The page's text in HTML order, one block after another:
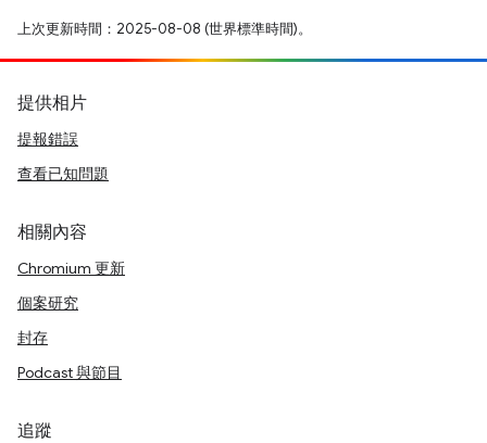
上次更新時間：2025-08-08 (世界標準時間)。
提供相片
提報錯誤
查看已知問題
相關內容
Chromium 更新
個案研究
封存
Podcast 與節目
追蹤